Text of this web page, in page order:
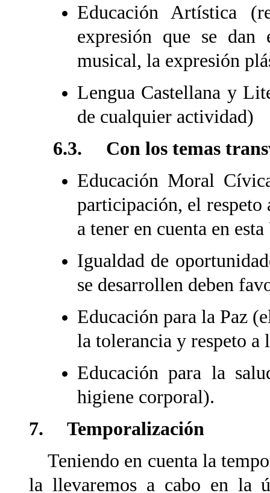
Educación Artística
expresión que se dan
musical, la expresión
Lengua Castellana y
de cualquier actividad)
6.3. Con los temas
Educación Moral
participación, el respeto
a tener en cuenta en
Igualdad de
se desarrollen deben
Educación para la Paz
la tolerancia y respeto a
Educación para la
higiene corporal).
7. Temporalización
Teniendo en cuenta la
la llevaremos a cabo en la